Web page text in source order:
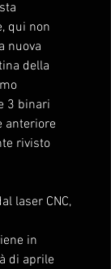
qui non
nuova
della
3 binari
anteriore
rivisto
laser CNC,
in
di aprile